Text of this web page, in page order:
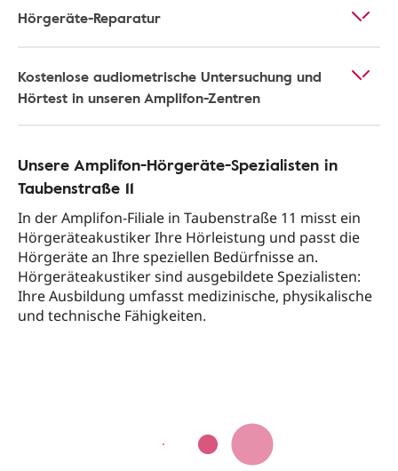
Hörgeräte-Reparatur
Kostenlose audiometrische Untersuchung und
Hörtest in unseren Amplifon-Zentren
Unsere Amplifon-Hörgeräte-Spezialisten in
Taubenstraße 11
In der Amplifon-Filiale in Taubenstraße 11 misst ein
Hörgeräteakustiker Ihre Hörleistung und passt die
Hörgeräte an Ihre speziellen Bedürfnisse an.
Hörgeräteakustiker sind ausgebildete Spezialisten:
Ihre Ausbildung umfasst medizinische, physikalische
und technische Fähigkeiten.